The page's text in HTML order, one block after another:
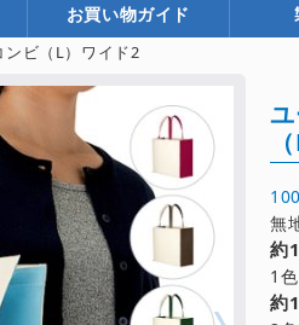
お買い物ガイド
ビ（L）ワイド2
無
約
1
約